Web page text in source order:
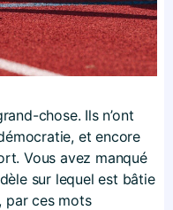
chose. Ils n’ont
et encore
Vous avez manqué
sur lequel est bâtie
par ces mots